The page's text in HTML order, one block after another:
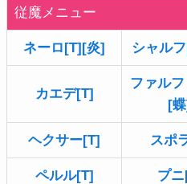
従魔メニュー
ネーロ[T][炎] シャル
カエデ[T]
ファル
[
ヘクサー[T] スポ
ペルル[T] プ